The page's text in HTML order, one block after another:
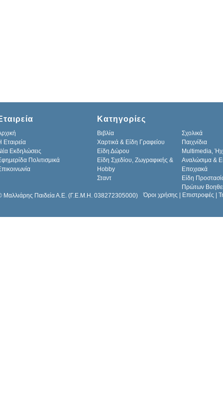
Εταιρεία
Εκδηλώσεις
Πολιτισμικά
Κατηγορίες
Βιβλία
Σχολικά
Χαρτικά & Είδη Γραφείου
Παιχνίδια
Είδη Δώρου
Multimedia,
Είδη Σχεδίου, Ζωγραφικής &
Hobby
Αναλώσιμα &
Εποχιακά
Σταντ
Είδη
Πρώτων
Μαλλιάρης Παιδεία Α.Ε. (Γ.Ε.Μ.Η. 038272305000)
Όροι χρήσης Επιστροφές